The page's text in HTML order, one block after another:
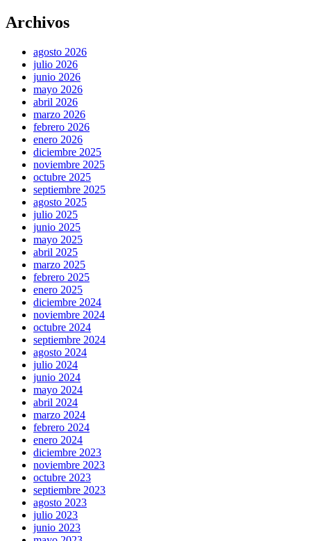
Archivos
agosto 2026
julio 2026
junio 2026
mayo 2026
abril 2026
marzo 2026
febrero 2026
enero 2026
diciembre 2025
noviembre 2025
octubre 2025
septiembre 2025
agosto 2025
julio 2025
junio 2025
mayo 2025
abril 2025
marzo 2025
febrero 2025
enero 2025
diciembre 2024
noviembre 2024
octubre 2024
septiembre 2024
agosto 2024
julio 2024
junio 2024
mayo 2024
abril 2024
marzo 2024
febrero 2024
enero 2024
diciembre 2023
noviembre 2023
octubre 2023
septiembre 2023
agosto 2023
julio 2023
junio 2023